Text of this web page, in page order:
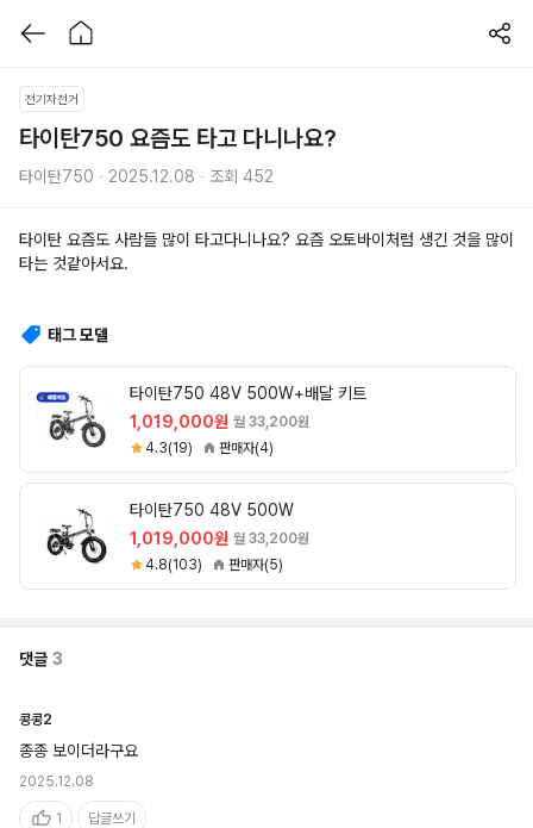
전기자전거
타이탄750 요즘도 타고 다니나요?
타이탄750 ∙ 2025.12.08 ∙ 조회 452
타이탄 요즘도 사람들 많이 타고다니나요? 요즘 오토바이처럼 생긴 것을 많이
타는 것같아서요.
태그 모델
타이탄750 48V 500W+배달 키트
1,019,000원 월 33,200원
4.3(19)
판매자(4)
타이탄750 48V 500W
1,019,000원 월 33,200원
4.8(103)
판매자(5)
댓글 3
콩콩2
종종 보이더라구요
2025.12.08
1 답글쓰기